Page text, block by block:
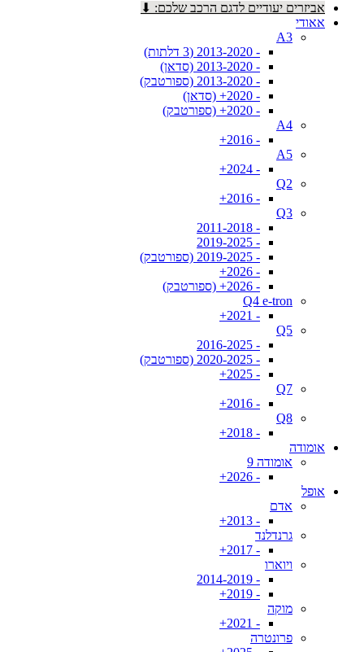
אביזרים יעודיים לדגם הרכב שלכם: ⬇
אאודי
A3
- 2013-2020 (3 דלתות)
- 2013-2020 (סדאן)
- 2013-2020 (ספורטבק)
- 2020+ (סדאן)
- 2020+ (ספורטבק)
A4
- 2016+
A5
- 2024+
Q2
- 2016+
Q3
- 2011-2018
- 2019-2025
- 2019-2025 (ספורטבק)
- 2026+
- 2026+ (ספורטבק)
Q4 e-tron
- 2021+
Q5
- 2016-2025
- 2020-2025 (ספורטבק)
- 2025+
Q7
- 2016+
Q8
- 2018+
אומודה
אומודה 9
- 2026+
אופל
אדם
- 2013+
גרנדלנד
- 2017+
ויוארו
- 2014-2019
- 2019+
מוקה
- 2021+
פרונטרה